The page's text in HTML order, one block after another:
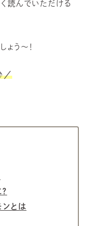
読んでいただける
ょう～！
／
ンとは